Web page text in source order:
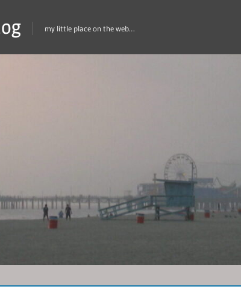
my little place on the web…